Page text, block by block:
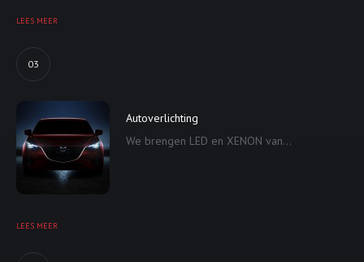
LEES MEER
03
Autoverlichting
We brengen LED en XENON van...
LEES MEER